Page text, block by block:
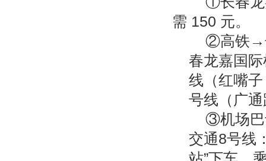
需 150 元。
②高铁→
春龙嘉国
线（红嘴
号线（广
③机场
交通8号线